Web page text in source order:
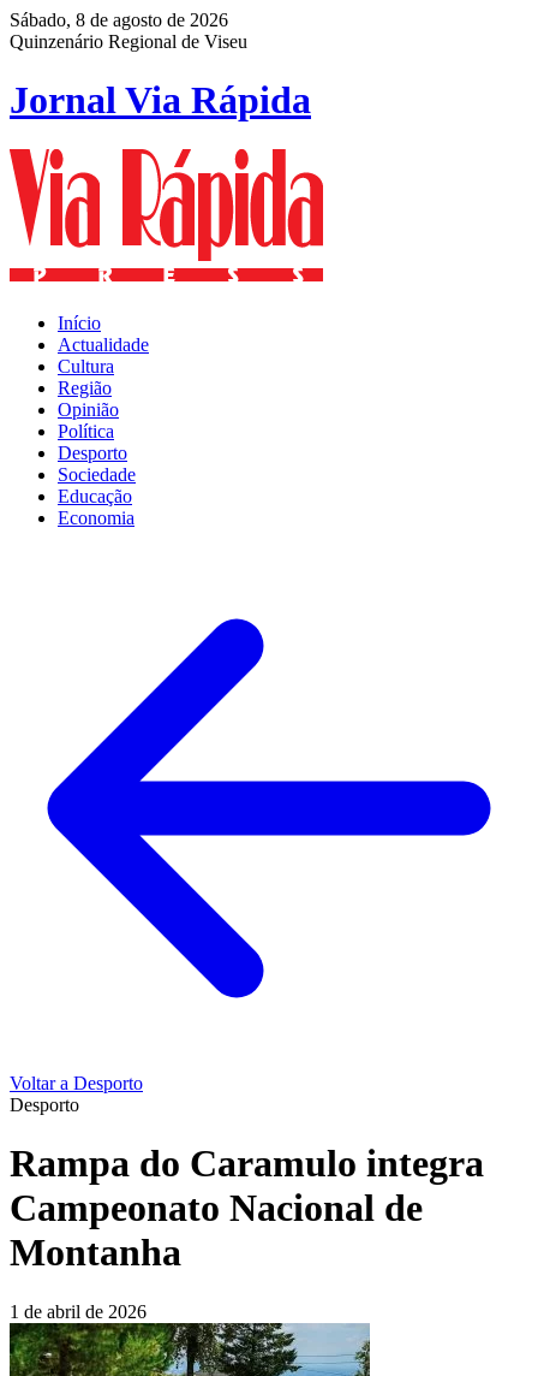
Sábado, 8 de agosto de 2026
Quinzenário Regional de Viseu
Jornal Via Rápida
Início
Actualidade
Cultura
Região
Opinião
Política
Desporto
Sociedade
Educação
Economia
Voltar a Desporto
Desporto
Rampa do Caramulo integra
Campeonato Nacional de
Montanha
1 de abril de 2026